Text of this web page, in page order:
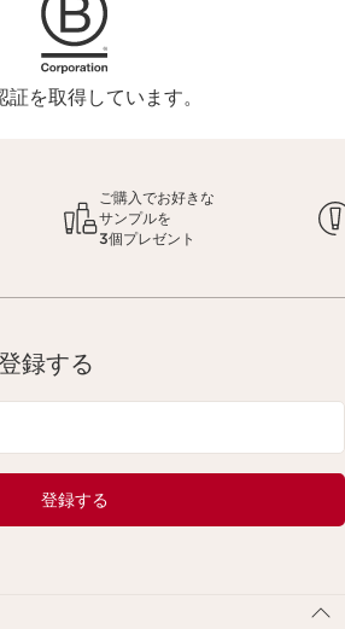
を取得しています。
ご購入でお好きな
サンプルを
3個プレゼント
録する
登録する